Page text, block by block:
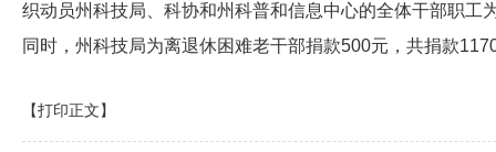
织动员州科技局、科协和州科普和信息中心的全体干部职
同时，州科技局为离退休困难老干部捐款500元，共捐款
【打印正文】